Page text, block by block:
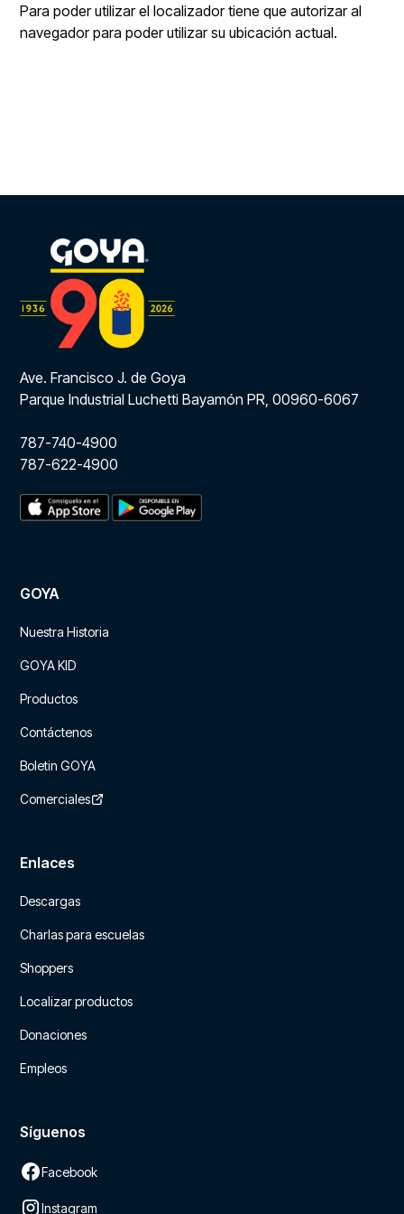
Para poder utilizar el localizador tiene que autorizar al
navegador para poder utilizar su ubicación actual.
Ave. Francisco J. de Goya
Parque Industrial Luchetti Bayamón PR, 00960-6067
787-740-4900
787-622-4900
GOYA
Nuestra Historia
GOYA KID
Productos
Contáctenos
Boletin GOYA
Comerciales
Enlaces
Descargas
Charlas para escuelas
Shoppers
Localizar productos
Donaciones
Empleos
Síguenos
Facebook
Instagram